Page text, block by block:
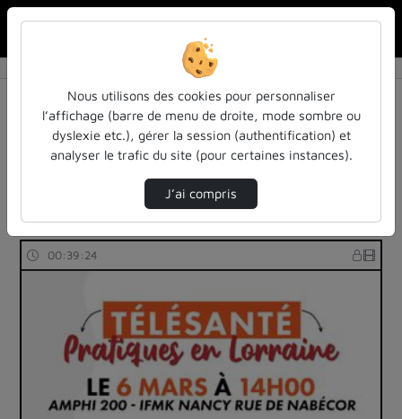
Résultats de la recherche
Filtres actifs (cliquer pour en retirer) :
Français
colloques-et-conferences
numerique
numsante-lorraine-formation
9 vidéos trouvées
00:39:24
Nous utilisons des cookies pour personnaliser
l’affichage (barre de menu de droite, mode sombre ou
dyslexie etc.), gérer la session (authentification) et
analyser le trafic du site (pour certaines instances).
J’ai compris